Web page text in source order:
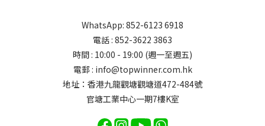
WhatsApp: 852-6123 6918
電話 : 852-3622 3863
時間 : 10:00 - 19:00 (週一至週五)
電郵 : info@topwinner.com.hk
地址：香港九龍觀塘觀塘道472-484號
官塘工業中心一期7樓K室